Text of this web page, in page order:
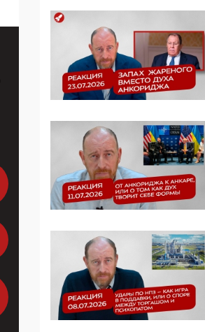
определять повестку в
образовании
09:43, 01 Июня 2026
5G за счет здоровья
граждан: Минцифры
регионов и
муниципалитетов право
защищать жилые дома
и социальные объекты
от ЭМИ
Роскомнадзор
освободили от борца с
деструктивным и
опасным контентом
07:39, 25 Мая 2026